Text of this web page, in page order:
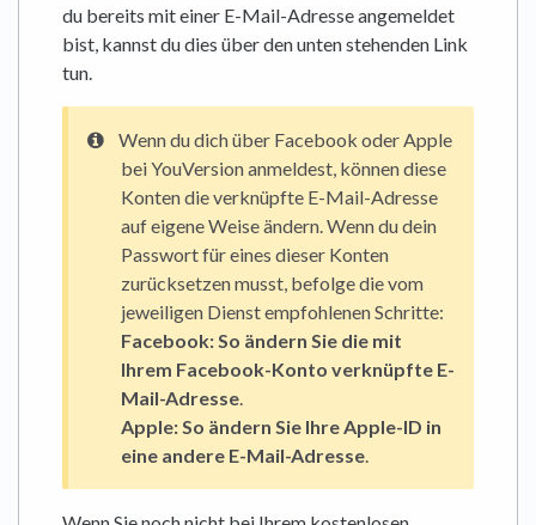
du bereits mit einer E-Mail-Adresse angemeldet
bist, kannst du dies über den unten stehenden Link
tun.
Wenn du dich über Facebook oder Apple
bei YouVersion anmeldest, können diese
Konten die verknüpfte E-Mail-Adresse
auf eigene Weise ändern. Wenn du dein
Passwort für eines dieser Konten
zurücksetzen musst, befolge die vom
jeweiligen Dienst empfohlenen Schritte:
Facebook:So ändern Sie die mit
Ihrem Facebook-Konto verknüpfte E-
Mail-Adresse.
Apple:So ändern Sie Ihre Apple-ID in
eine andere E-Mail-Adresse.